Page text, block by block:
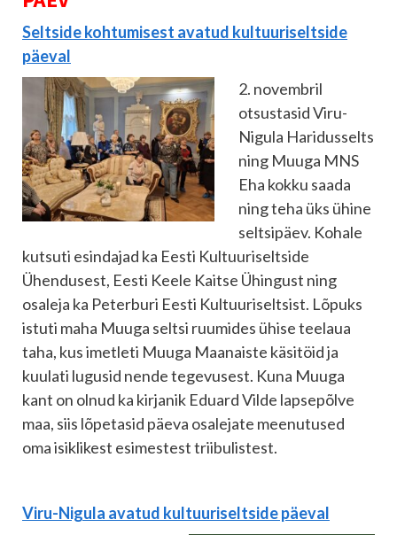
Seltside kohtumisest avatud kultuuriseltside
päeval
2. novembril
otsustasid Viru-
Nigula Haridusselts
ning Muuga MNS
Eha kokku saada
ning teha üks ühine
seltsipäev. Kohale
kutsuti esindajad ka Eesti Kultuuriseltside
Ühendusest, Eesti Keele Kaitse Ühingust ning
osaleja ka Peterburi Eesti Kultuuriseltsist. Lõpuks
istuti maha Muuga seltsi ruumides ühise teelaua
taha, kus imetleti Muuga Maanaiste käsitöid ja
kuulati lugusid nende tegevusest. Kuna Muuga
kant on olnud ka kirjanik Eduard Vilde lapsepõlve
maa, siis lõpetasid päeva osalejate meenutused
oma isiklikest esimestest triibulistest.
Viru-Nigula avatud kultuuriseltside päeval